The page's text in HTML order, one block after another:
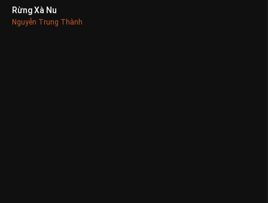
Rừng Xà Nu
Nguyễn Trung Thành